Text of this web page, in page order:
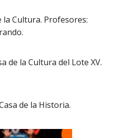
la Cultura. Profesores:
de la Cultura del Lote XV.
de la Historia.